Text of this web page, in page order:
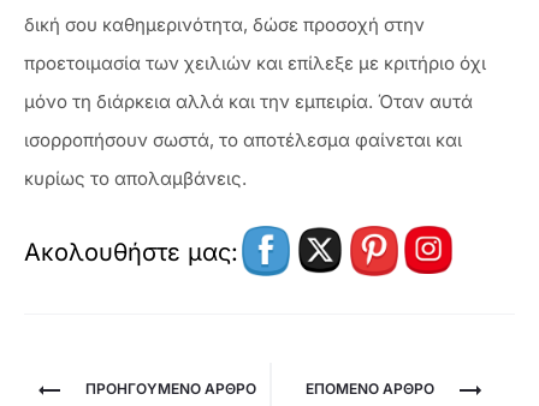
δική σου καθημερινότητα, δώσε προσοχή στην
προετοιμασία των χειλιών και επίλεξε με κριτήριο όχι
μόνο τη διάρκεια αλλά και την εμπειρία. Όταν αυτά
ισορροπήσουν σωστά, το αποτέλεσμα φαίνεται και
κυρίως το απολαμβάνεις.
Ακολουθήστε μας:
Πλοήγηση
ΠΡΟΗΓΟΎΜΕΝΟ ΆΡΘΡΟ ΕΠΌΜΕΝΟ ΑΡΘΡΟ